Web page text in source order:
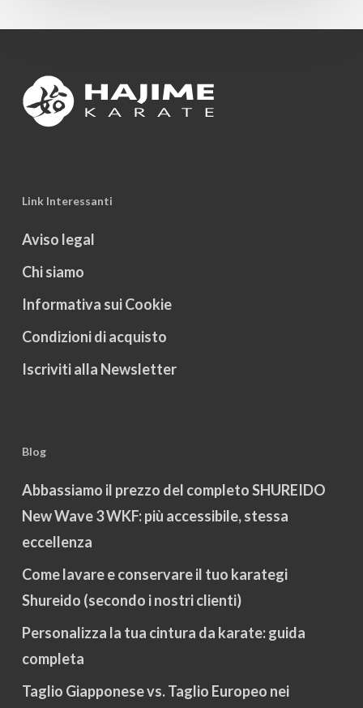
Link Interessanti
Aviso legal
Chi siamo
Informativa sui Cookie
Condizioni di acquisto
Iscriviti alla Newsletter
Blog
Abbassiamo il prezzo del completo SHUREIDO
New Wave 3 WKF: più accessibile, stessa
eccellenza
Come lavare e conservare il tuo karategi
Shureido (secondo i nostri clienti)
Personalizza la tua cintura da karate: guida
completa
Taglio Giapponese vs. Taglio Europeo nei